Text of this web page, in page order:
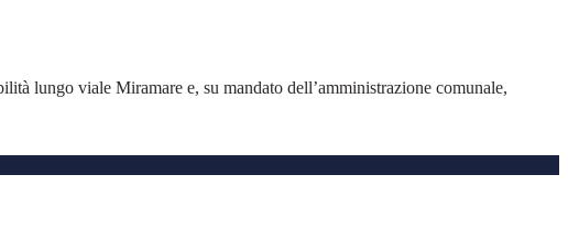
lungo viale Miramare e, su mandato dell’amministrazione comunale,